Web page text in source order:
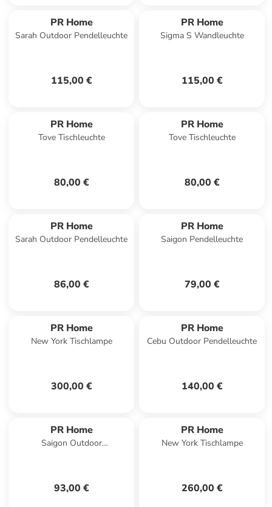
PR Home
Sarah Outdoor Pendelleuchte
115,00 €
PR Home
Sigma S Wandleuchte
115,00 €
PR Home
Tove Tischleuchte
80,00 €
PR Home
Tove Tischleuchte
80,00 €
PR Home
Sarah Outdoor Pendelleuchte
86,00 €
PR Home
Saigon Pendelleuchte
79,00 €
PR Home
New York Tischlampe
300,00 €
PR Home
Cebu Outdoor Pendelleuchte
140,00 €
PR Home
Saigon Outdoor
93,00 €
PR Home
New York Tischlampe
260,00 €